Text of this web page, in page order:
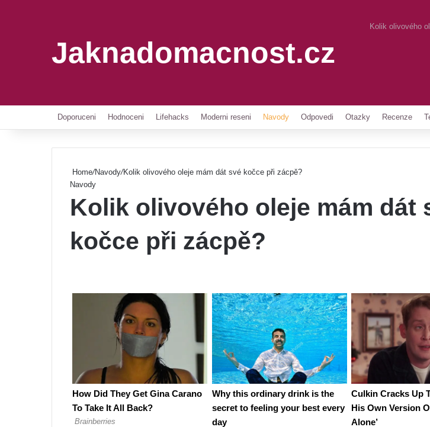
Jaknadomacnost.cz
Kolik olivového
Doporuceni Hodnoceni Lifehacks Moderni reseni Navody Odpovedi Otazky Recenze
Home/Navody/Kolik olivového oleje mám dát své kočce při zácpě?
Navody
Kolik olivového oleje mám dát
kočce při zácpě?